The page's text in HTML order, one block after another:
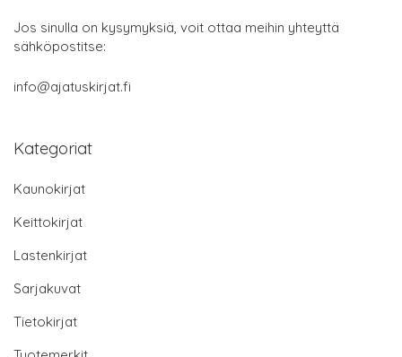
Jos sinulla on kysymyksiä, voit ottaa meihin yhteyttä
sähköpostitse:
info@ajatuskirjat.fi
Kategoriat
Kaunokirjat
Keittokirjat
Lastenkirjat
Sarjakuvat
Tietokirjat